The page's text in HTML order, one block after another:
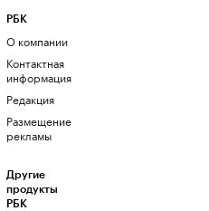
РБК
О компании
Контактная
информация
Редакция
Размещение
рекламы
Другие
продукты
РБК